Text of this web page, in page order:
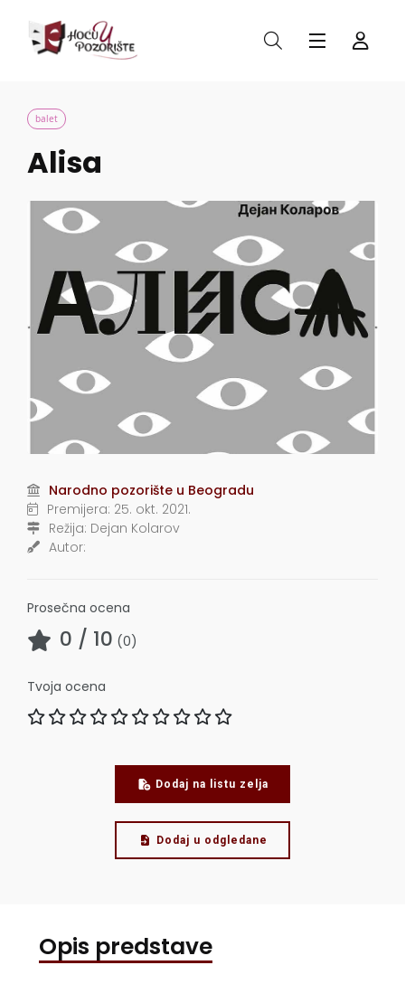
balet
Alisa
Narodno pozorište u Beogradu
Premijera: 25. okt. 2021.
Režija: Dejan Kolarov
Autor:
Prosečna ocena
0 / 10 (0)
Tvoja ocena
Dodaj na listu zelja
Dodaj u odgledane
Opis predstave